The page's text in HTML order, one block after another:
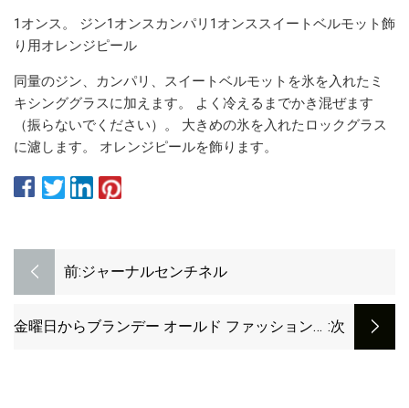
1オンス。 ジン1オンスカンパリ1オンススイートベルモット飾
り用オレンジピール
同量のジン、カンパリ、スイートベルモットを氷を入れたミ
キシンググラスに加えます。 よく冷えるまでかき混ぜます
（振らないでください）。 大きめの氷を入れたロックグラス
に濾します。 オレンジピールを飾ります。
前:ジャーナルセンチネル
金曜日からブランデー オールド ファッションの :次